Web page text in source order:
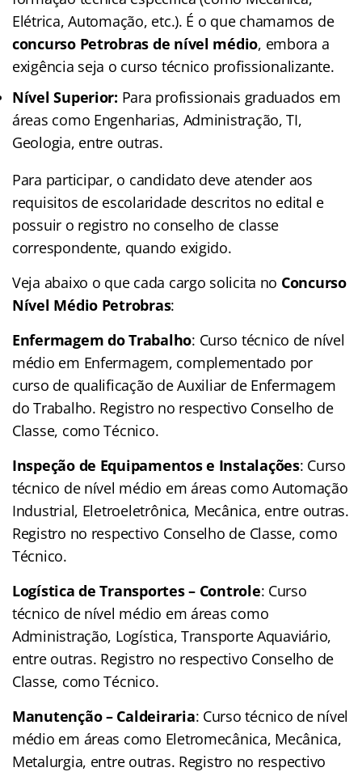
Elétrica, Automação, etc.). É o que chamamos de
concurso Petrobras de nível médio, embora a
exigência seja o curso técnico profissionalizante.
Nível Superior: Para profissionais graduados em
áreas como Engenharias, Administração, TI,
Geologia, entre outras.
Para participar, o candidato deve atender aos
requisitos de escolaridade descritos no edital e
possuir o registro no conselho de classe
correspondente, quando exigido.
Veja abaixo o que cada cargo solicita no Concurso
Nível Médio Petrobras:
Enfermagem do Trabalho: Curso técnico de nível
médio em Enfermagem, complementado por
curso de qualificação de Auxiliar de Enfermagem
do Trabalho. Registro no respectivo Conselho de
Classe, como Técnico.
Inspeção de Equipamentos e Instalações: Curso
técnico de nível médio em áreas como Automação
Industrial, Eletroeletrônica, Mecânica, entre outras.
Registro no respectivo Conselho de Classe, como
Técnico.
Logística de Transportes – Controle: Curso
técnico de nível médio em áreas como
Administração, Logística, Transporte Aquaviário,
entre outras. Registro no respectivo Conselho de
Classe, como Técnico.
Manutenção – Caldeiraria: Curso técnico de nível
médio em áreas como Eletromecânica, Mecânica,
Metalurgia, entre outras. Registro no respectivo